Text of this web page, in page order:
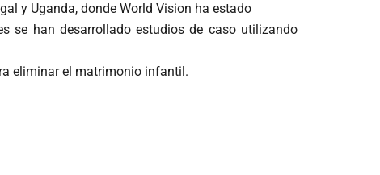
y Uganda, donde World Vision ha estado
se han desarrollado estudios de caso utilizando
eliminar el matrimonio infantil.